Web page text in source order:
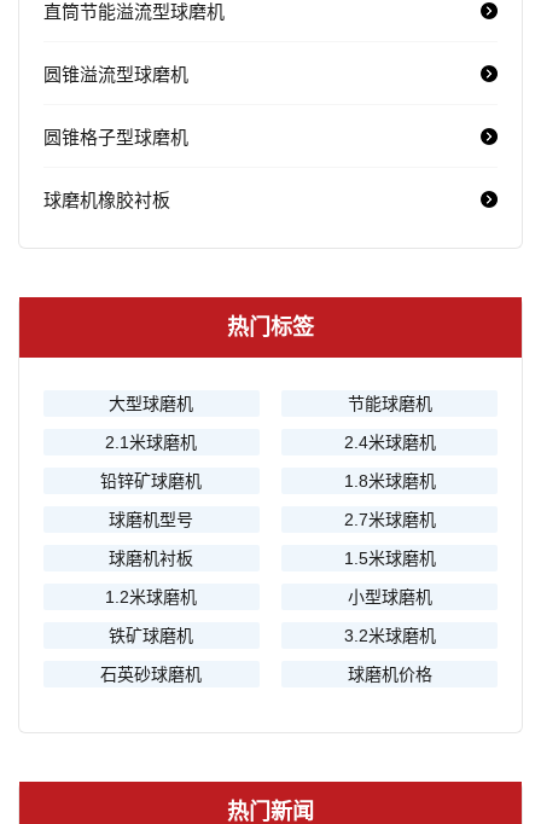
直筒节能溢流型球磨机
圆锥溢流型球磨机
圆锥格子型球磨机
球磨机橡胶衬板
热门标签
大型球磨机
节能球磨机
2.1米球磨机
2.4米球磨机
铅锌矿球磨机
1.8米球磨机
球磨机型号
2.7米球磨机
球磨机衬板
1.5米球磨机
1.2米球磨机
小型球磨机
铁矿球磨机
3.2米球磨机
石英砂球磨机
球磨机价格
热门新闻